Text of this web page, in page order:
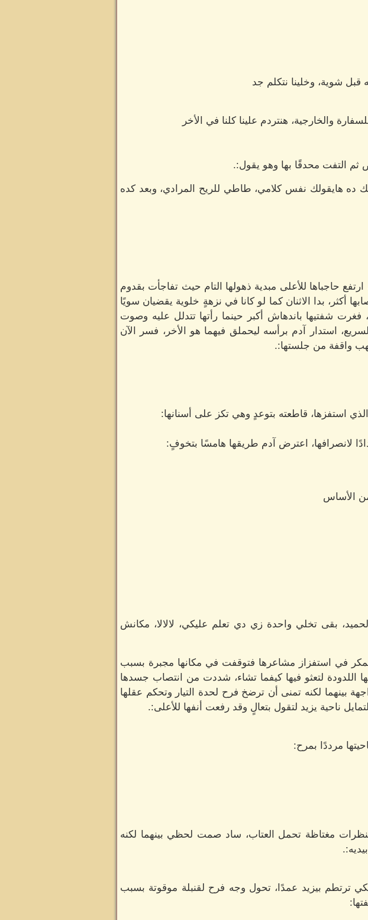
شوية، وخلينا نتكلم جد
والخارجية، هنتردم علينا كلنا في الأخر
التفت محدقًا بها وهو يقول:.
ده هايقولك نفس كلامي، طاطي للريح المرادي، وبعد كده
حاجباها للأعلى مبدية ذهولها التام حيث تفاجأت بقدوم
أكثر، بدا الاثنان كما لو كانا في نزهةٍ خلوية يقضيان سويًا
فغرت شفتيها باندهاش أكبر حينما رأتها تتدلل عليه وصوت
استدار آدم برأسه ليحملق فيهما هو الأخر، فسر الآن
واقفة من جلستها:.
استفزها، قاطعته بتوعدٍ وهي تكز على أسنانها:
لانصرافها، اعترض آدم طريقها هامسًا بتخوفٍ:
الأساس
بقى تخلي واحدة زي دي تعلم عليكي، لالالا، مكانش
في استفزاز مشاعرها فتوقفت في مكانها مجبرة بسبب
اللدودة لتعثو فيها كيفما تشاء، شددت من انتصاب جسدها
بينهما لكنه تمنى أن ترضخ فرح لحدة التيار وتحكم عقلها
ناحية يزيد لتقول بتعالٍ وقد رفعت أنفها للأعلى:.
مرددًا بمرح:
مغتاظة تحمل العتاب، ساد صمت لحظي بينهما لكنه
ترتطم بيزيد عمدًا، تحول وجه فرح لقنبلة موقوتة بسبب